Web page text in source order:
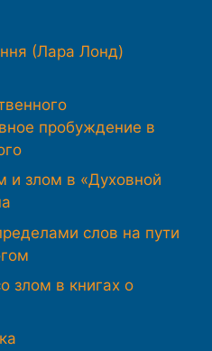
(Лара Лонд)
пробуждение в
и злом в «Духовной
слов на пути
злом в книгах о